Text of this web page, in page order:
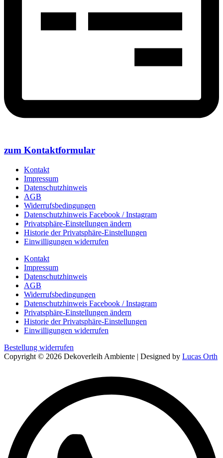
zum Kontaktformular
Kontakt
Impressum
Datenschutzhinweis
AGB
Widerrufsbedingungen
Datenschutzhinweis Facebook / Instagram
Privatsphäre-Einstellungen ändern
Historie der Privatsphäre-Einstellungen
Einwilligungen widerrufen
Kontakt
Impressum
Datenschutzhinweis
AGB
Widerrufsbedingungen
Datenschutzhinweis Facebook / Instagram
Privatsphäre-Einstellungen ändern
Historie der Privatsphäre-Einstellungen
Einwilligungen widerrufen
Bestellung widerrufen
Copyright © 2026 Dekoverleih Ambiente | Designed by Lucas Orth